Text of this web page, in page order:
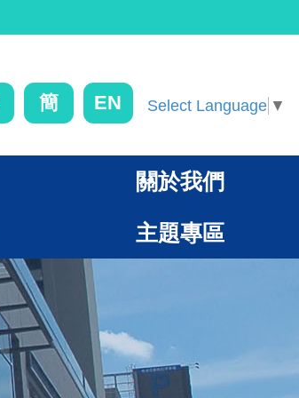
簡 EN Select Language ▼
關於我們
主題專區